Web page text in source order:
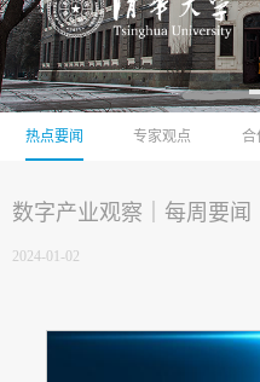
热点要闻 专家观点 合
数字产业观察｜每周要闻
2024-01-02